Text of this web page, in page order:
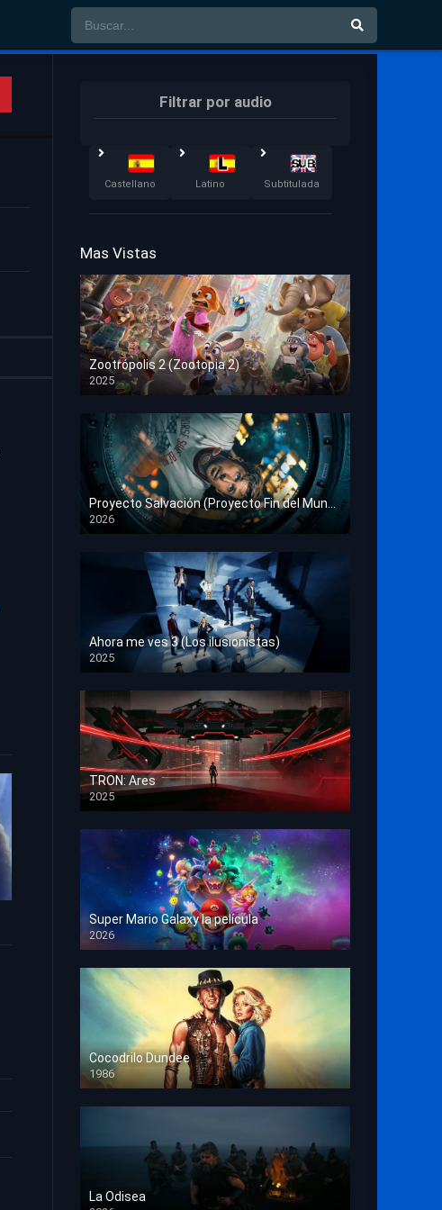
Filtrar por audio
Castellano Latino Subtitulada
Mas Vistas
Zootrópolis 2 (Zootopia 2)
2025
HD 1080p
Proyecto Salvación (Proyecto Fin del Mundo)
2026
HD 1080p
Ahora me ves 3 (Los ilusionistas)
2025
HD 1080p
TRON: Ares
2025
HD 1080p
Super Mario Galaxy la película
2026
HD 1080p
Cocodrilo Dundee
1986
HD 1080p
La Odisea